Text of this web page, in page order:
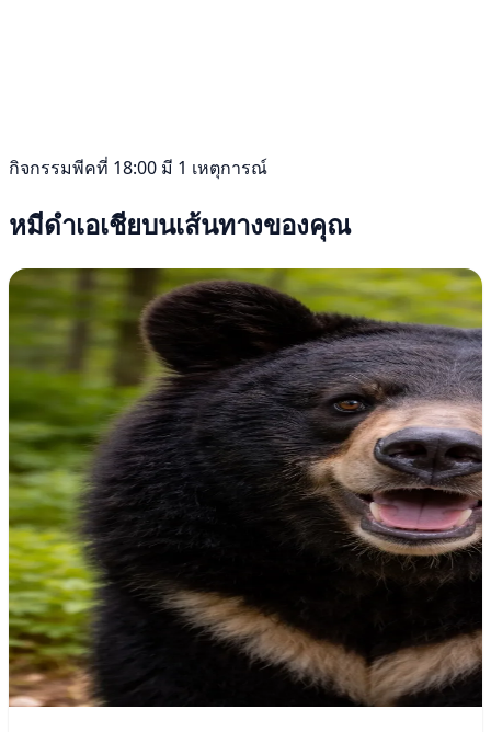
กิจกรรมพีคที่ 18:00 มี 1 เหตุการณ์
หมีดำเอเชียบนเส้นทางของคุณ